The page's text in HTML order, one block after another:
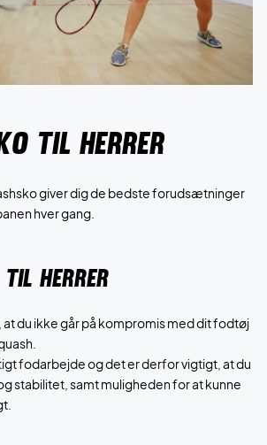
til herrer
giver dig de bedste forudsætninger
hver gang.
HERRER
du ikke går på kompromis med dit fodtøj
fodarbejde og det er derfor vigtigt, at du
stabilitet, samt muligheden for at kunne